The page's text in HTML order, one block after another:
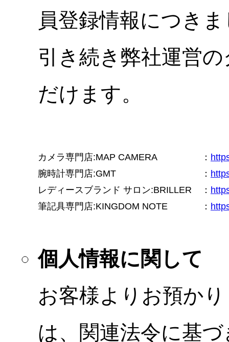
員登録情報につき
引き続き弊社運営
だけます。
カメラ専門店:MAP CAMERA ：
腕時計専門店:GMT
：
レディースブランド サロン:BRILLER
：
筆記具専門店:KINGDOM NOTE
：
個人情報に関して
お客様よりお預か
は、関連法令に基